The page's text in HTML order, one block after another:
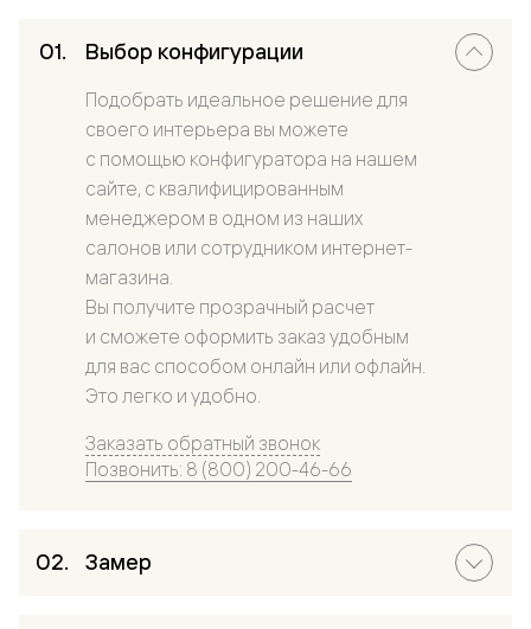
Выбор конфигурации
Подобрать идеальное решение для
своего интерьера вы можете
с помощью конфигуратора на нашем
сайте, с квалифицированным
менеджером в одном из наших
салонов или сотрудником интернет-
магазина.
Вы получите прозрачный расчет
и сможете оформить заказ удобным
для вас способом онлайн или офлайн.
Это легко и удобно.
Заказать обратный звонок
Позвонить: 8 (800) 200-46-66
Замер